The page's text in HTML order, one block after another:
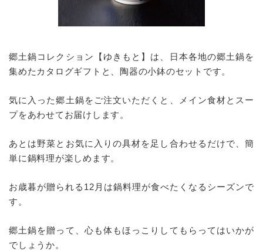
郷土鍋コレクション【ゆきもと】は、日本各地の郷土鍋を
集めたカタログギフトと、陶器の小鉢のセットです。
気に入った郷土鍋をご注文いただくと、メイン食材とスー
プをあわせてお届けします。
あとは野菜とお気に入りの具材を足し合わせるだけで、簡
単に鍋料理が楽しめます。
お歳暮が贈られる12月は鍋料理が食べたくなるシーズンで
す。
郷土鍋を贈って、心も体もほっこりしてもらってはいかが
でしょうか。